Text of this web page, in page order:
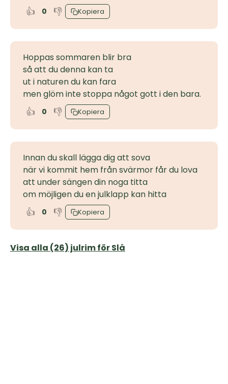
👍 0 👎 Kopiera
Hoppas sommaren blir bra
så att du denna kan ta
ut i naturen du kan fara
men glöm inte stoppa något gott i den bara.
👍 0 👎 Kopiera
Innan du skall lägga dig att sova
när vi kommit hem från svärmor får du lova
att under sängen din noga titta
om möjligen du en julklapp kan hitta
👍 0 👎 Kopiera
Visa alla (26) julrim för Slå